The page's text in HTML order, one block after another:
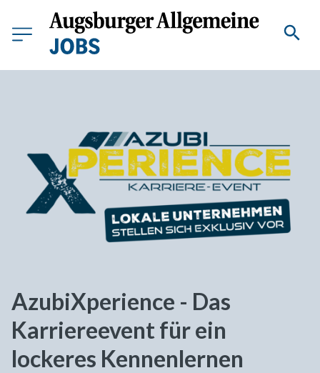
AzubiXperience - Das
Karriereevent für ein
lockeres Kennenlernen